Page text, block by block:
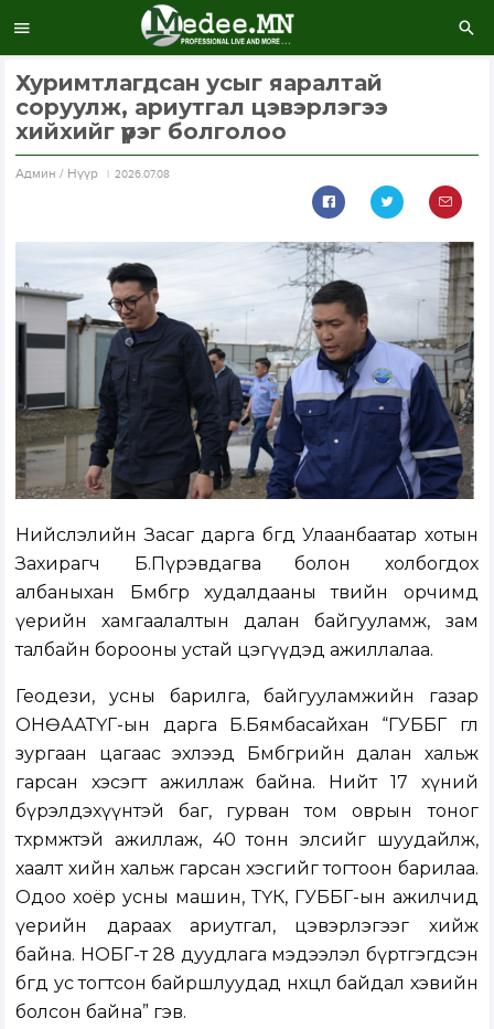
Хуримтлагдсан усыг яаралтай
соруулж, ариутгал цэвэрлэгээ
хийхийг үүрэг болголоо
Aдмин / Нүүр 2026.07.08
Нийслэлийн Засаг дарга бөгөөд Улаанбаатар хотын
Захирагч Б.Пүрэвдагва болон холбогдох
албаныхан Бөмбөгөр худалдааны төвийн орчимд
үерийн хамгаалалтын далан байгууламж, зам
талбайн борооны устай цэгүүдэд ажиллалаа.
Геодези, усны барилга, байгууламжийн газар
ОНӨААТҮГ-ын дарга Б.Бямбасайхан “ГУББГ өглөө
зургаан цагаас эхлээд Бөмбөгөрийн далан хальж
гарсан хэсэгт ажиллаж байна. Нийт 17 хүний
бүрэлдэхүүнтэй баг, гурван том оврын тоног
төхөөрөмжтэй ажиллаж, 40 тонн элсийг шуудайлж,
хаалт хийн хальж гарсан хэсгийг тогтоон барилаа.
Одоо хоёр усны машин, ТҮК, ГУББГ-ын ажилчид
үерийн дараах ариутгал, цэвэрлэгээг хийж
байна. НОБГ-т 28 дуудлага мэдээлэл бүртгэгдсэн
бөгөөд ус тогтсон байршлуудад нөхцөл байдал хэвийн
болсон байна” гэв.